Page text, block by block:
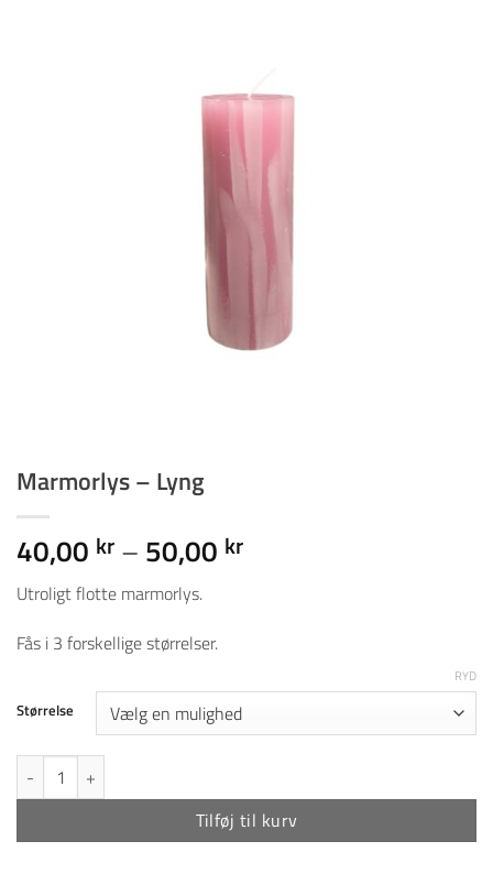
Marmorlys – Lyng
40,00 kr – 50,00 krPrisinterval:
Utroligt flotte marmorlys.
Fås i 3 forskellige størrelser.
Størrelse
RYD
Marmorlys - Lyng antal
Tilføj til kurv